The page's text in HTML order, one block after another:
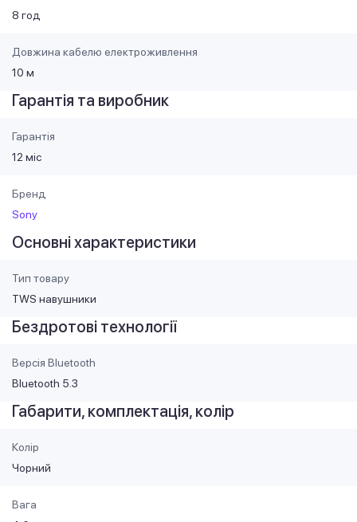
8 год
Довжина кабелю електроживлення
10 м
Гарантія та виробник
Гарантія
12 міс
Бренд
Sony
Основні характеристики
Тип товару
TWS навушники
Бездротові технології
Версія Bluetooth
Bluetooth 5.3
Габарити, комплектація, колір
Колір
Чорний
Вага